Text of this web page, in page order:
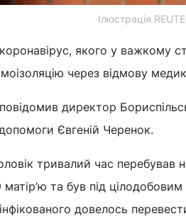
Ілюстрація
якого у важкому
через відмову
повідомив директор
Євгеній Черенок.
тривалий час перебував
та був під цілодобовим
довелось